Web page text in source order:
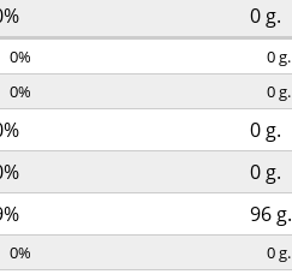
0 g.
0% 0g.
0% 0g.
0 g.
0 g.
96 g.
0% 0g.